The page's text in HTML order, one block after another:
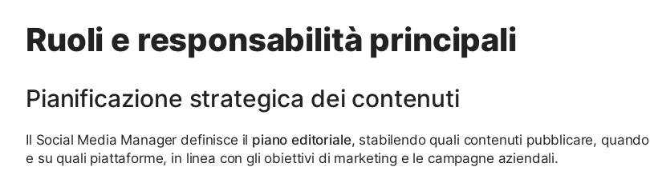
Ruoli e responsabilità principali
Pianificazione strategica dei contenuti
Il Social Media Manager definisce il piano editoriale, stabilendo quali contenuti pubblicare, quando
e su quali piattaforme, in linea con gli obiettivi di marketing e le campagne aziendali.